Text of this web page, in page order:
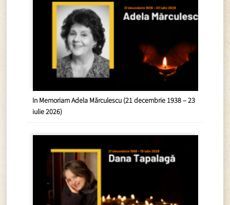
In Memoriam Adela Mărculescu (21 decembrie 1938 – 23
iulie 2026)